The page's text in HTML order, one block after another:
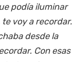
podía iluminar
voy a recordar.
desde la
Con esas